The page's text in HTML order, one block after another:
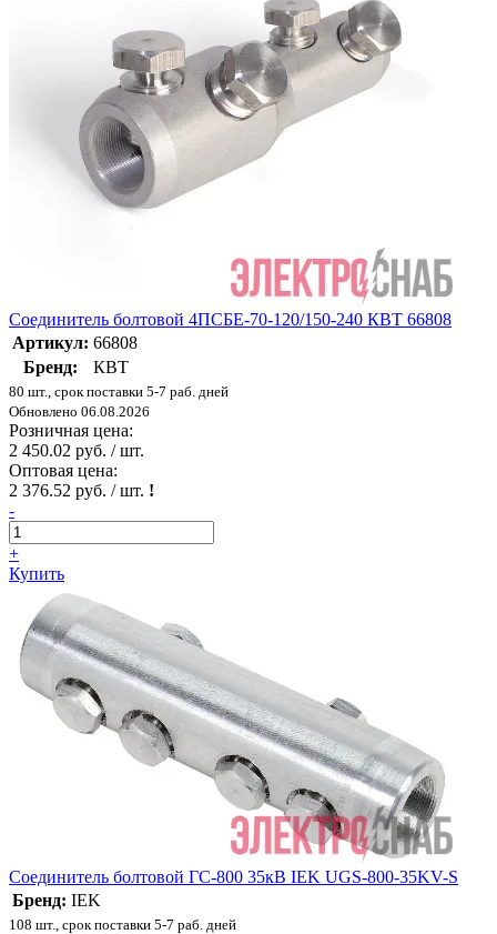
Соединитель болтовой 4ПСБЕ-70-120/150-240 КВТ 66808
Артикул: 66808
Бренд:
КВТ
80 шт., срок поставки 5-7 раб. дней
Обновлено 06.08.2026
Розничная цена:
2 450.02 руб. / шт.
Оптовая цена:
2 376.52 руб. / шт. !
-
+
Купить
Соединитель болтовой ГС-800 35кВ IEK UGS-800-35KV-S
Бренд: IEK
108 шт., срок поставки 5-7 раб. дней